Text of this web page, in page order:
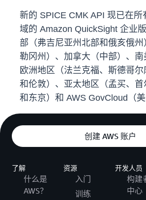
新的 SPICE CMK API 现已在所
域的 Amazon QuickSight 企业
部（弗吉尼亚州北部和俄亥俄
勒冈州）、加拿大（中部）、南
欧洲地区（法兰克福、斯德哥
和伦敦）、亚太地区（孟买、
和东京）和 AWS GovCloud（美
创建 AWS 账户
了解
什么是
AWS？
资源
入门
训练
开发人员
构建
中心